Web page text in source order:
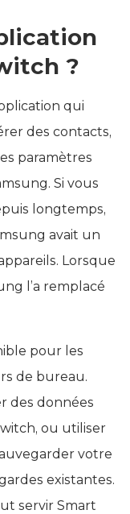
?
qui
des contacts,
paramètres
Si vous
longtemps,
avait un
Lorsque
l’a remplacé
pour les
de bureau.
des données
ou utiliser
votre
existantes.
servir Smart